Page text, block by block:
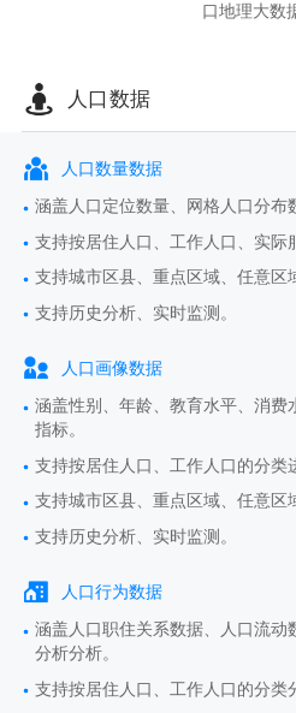
口地理大数
人口数据
人口数量数据
涵盖人口定位数量、网格人口分布
支持按居住人口、工作人口、实际
支持城市区县、重点区域、任意区
支持历史分析、实时监测。
人口画像数据
涵盖性别、年龄、教育水平、消费
指标。
支持按居住人口、工作人口的分类
支持城市区县、重点区域、任意区
支持历史分析、实时监测。
人口行为数据
涵盖人口职住关系数据、人口流动
分析分析。
支持按居住人口、工作人口的分类